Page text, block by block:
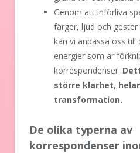
Genom att införliva
färger, ljud och
kan vi anpassa oss till
energier som är
korrespondenser.
större klarhet,
transformation.
De olika typerna av
korrespondenser